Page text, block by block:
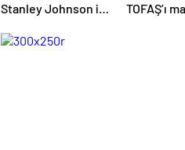
Stanley Johnson ile
TOFAŞ’ı